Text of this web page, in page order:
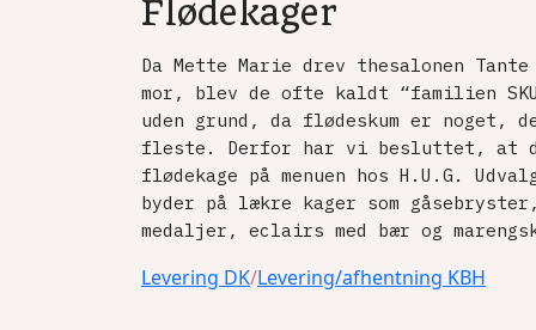
Flødekager
Da Mette Marie drev thesalonen Tante
mor, blev de ofte kaldt “familien
uden grund, da flødeskum er noget,
fleste. Derfor har vi besluttet, at
flødekage på menuen hos H.U.G.
byder på lækre kager som
medaljer, eclairs med bær og
Levering DK/Levering/afhentning KBH